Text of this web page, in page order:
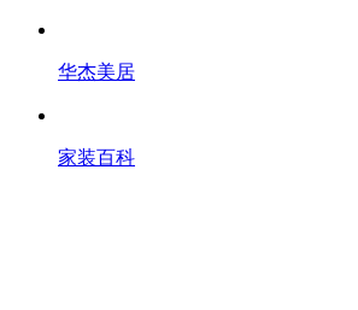
华杰美居
家装百科